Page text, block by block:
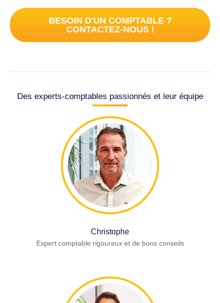
BESOIN D'UN COMPTABLE ?
CONTACTEZ-NOUS !
Des experts-comptables passionnés et leur équipe
Christophe
Expert comptable rigoureux et de bons conseils